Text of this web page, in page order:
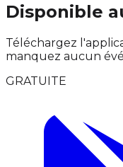
Disponible
Téléchargez
manquez aucun
GRATUITE